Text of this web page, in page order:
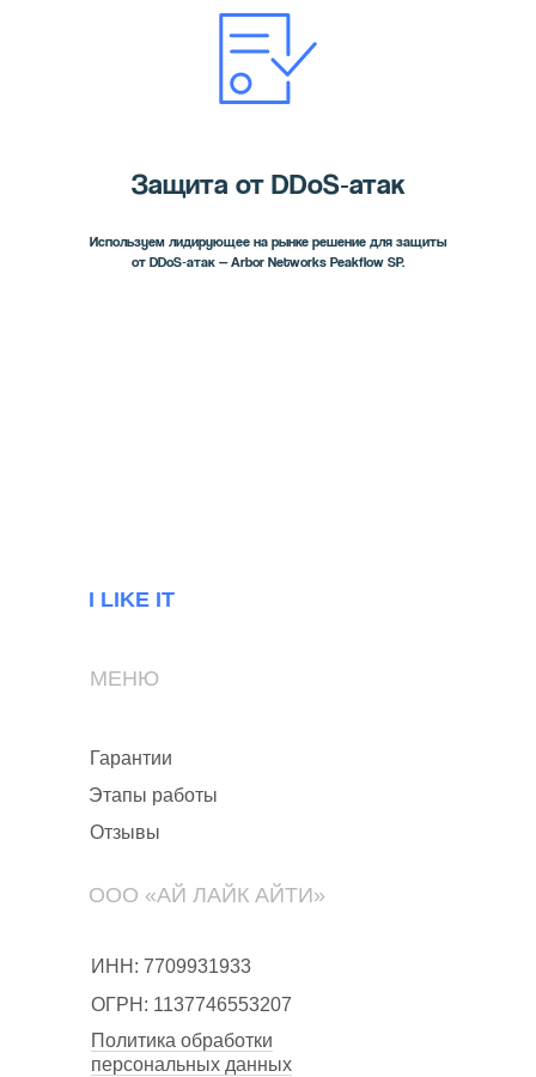
Защита от DDoS‑атак
Используем лидирующее на рынке решение для защиты
от DDoS‑атак — Arbor Networks Peakflow SP.
I LIKE IT
МЕНЮ
Отзывы
Этапы работы
Гарантии
ОГРН: 1137746553207
Политика обработки
персональных данных
ИНН: 7709931933
ООО «АЙ ЛАЙК АЙТИ»